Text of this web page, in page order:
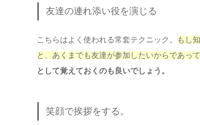
友達の連れ添い役を演じる
こちらはよく使われる常套テクニック。
もし
と、あくまでも友達が参加したいからであっ
として覚えておくのも良いでしょう。
笑顔で挨拶をする。